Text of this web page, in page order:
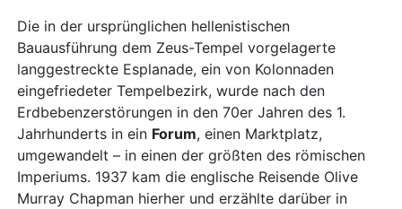
Die in der ursprünglichen hellenistischen
Bauausführung dem Zeus-Tempel vorgelagerte
langgestreckte Esplanade, ein von Kolonnaden
eingefriedeter Tempelbezirk, wurde nach den
Erdbebenzerstörungen in den 70er Jahren des 1.
Jahrhunderts in ein Forum, einen Marktplatz,
umgewandelt – in einen der größten des römischen
Imperiums. 1937 kam die englische Reisende Olive
Murray Chapman hierher und erzählte darüber in